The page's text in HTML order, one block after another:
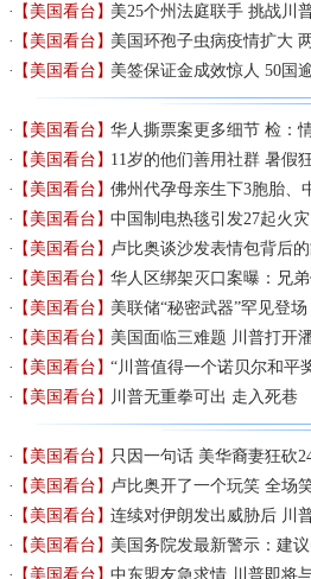
【美国看台】美25个州法庭联手 挑战川
【美国看台】美国环孢子虫病疫情扩大
【美国看台】美签保证金成效惊人 50国
【美国看台】华人撕票案更多细节 检：
【美国看台】11岁的他们善用社群 暑假
【美国看台】佛州代孕母亲生下3胞胎、
【美国看台】中国制电热毯引发27起火
【美国看台】 卢比奥谈沙发表情包背后
【美国看台】华人区绑架灭口案曝：兄
【美国看台】美联储“秘密武器”罕见登
【美国看台】美国面临三难题 川普打开
【美国看台】“川普值得一个诺贝尔和平
【美国看台】 川普无重拳可出 走入死巷
【美国看台】只因一句话 美华裔妻狂砍
【美国看台】 卢比奥开了一个玩笑 全场
【美国看台】连续对伊朗发出威胁后 川
【美国看台】美国务院发最新警示：建
【美国看台】中东盟友急求情 川普即将